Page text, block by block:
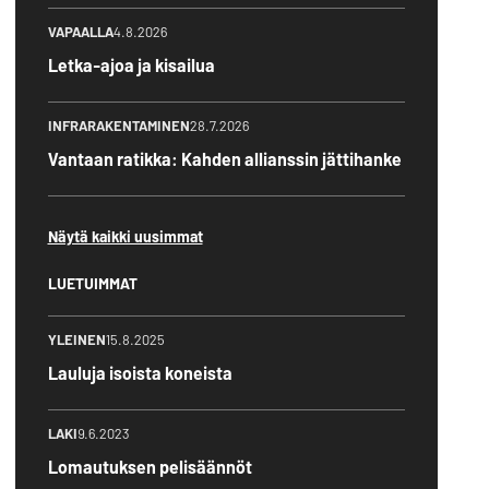
VAPAALLA4.8.2026
Letka-ajoa ja kisailua
INFRARAKENTAMINEN28.7.2026
Vantaan ratikka: Kahden allianssin jättihanke
Näytä kaikki uusimmat
LUETUIMMAT
YLEINEN15.8.2025
Lauluja isoista koneista
LAKI9.6.2023
Lomautuksen pelisäännöt